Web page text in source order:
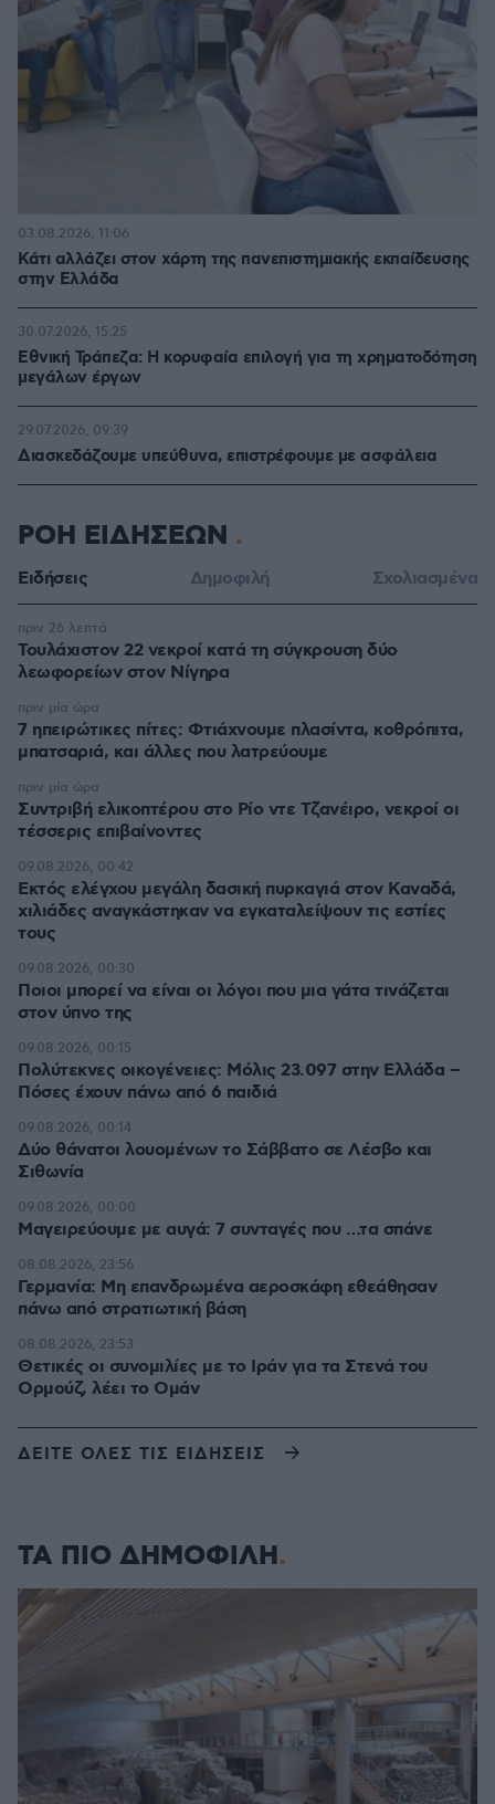
Κάτι αλλάζει στον χάρτη της πανεπιστημιακής εκπαίδευσης
στην Ελλάδα
03.08.2026, 11:06
Εθνική Τράπεζα: Η κορυφαία επιλογή για τη χρηματοδότηση
μεγάλων έργων
30.07.2026, 15:25
Διασκεδάζουμε υπεύθυνα, επιστρέφουμε με ασφάλεια
29.07.2026, 09:39
ΡΟΗ ΕΙΔΗΣΕΩΝ
Ειδήσεις Δημοφιλή Σχολιασμένα
Τουλάχιστον 22 νεκροί κατά τη σύγκρουση δύο
λεωφορείων στον Νίγηρα
πριν 26 λεπτά
7 ηπειρώτικες πίτες: Φτιάχνουμε πλασίντα, κοθρόπιτα,
μπατσαριά, και άλλες που λατρεύουμε
πριν μία ώρα
Συντριβή ελικοπτέρου στο Ρίο ντε Τζανέιρο, νεκροί οι
τέσσερις επιβαίνοντες
πριν μία ώρα
Εκτός ελέγχου μεγάλη δασική πυρκαγιά στον Καναδά,
χιλιάδες αναγκάστηκαν να εγκαταλείψουν τις εστίες
τους
09.08.2026, 00:42
Ποιοι μπορεί να είναι οι λόγοι που μια γάτα τινάζεται
στον ύπνο της
09.08.2026, 00:30
Πολύτεκνες οικογένειες: Μόλις 23.097 στην Ελλάδα –
Πόσες έχουν πάνω από 6 παιδιά
09.08.2026, 00:15
Δύο θάνατοι λουομένων το Σάββατο σε Λέσβο και
Σιθωνία
09.08.2026, 00:14
Μαγειρεύουμε με αυγά: 7 συνταγές που …τα σπάνε
09.08.2026, 00:00
Γερμανία: Μη επανδρωμένα αεροσκάφη εθεάθησαν
πάνω από στρατιωτική βάση
08.08.2026, 23:56
Θετικές οι συνομιλίες με το Ιράν για τα Στενά του
Ορμούζ, λέει το Ομάν
08.08.2026, 23:53
ΔΕΙΤΕ ΟΛΕΣ ΤΙΣ ΕΙΔΗΣΕΙΣ
ΤΑ ΠΙΟ ΔΗΜΟΦΙΛΗ